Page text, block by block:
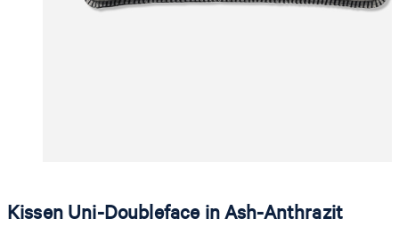
Kissen Uni-Doubleface in Ash-Anthrazit